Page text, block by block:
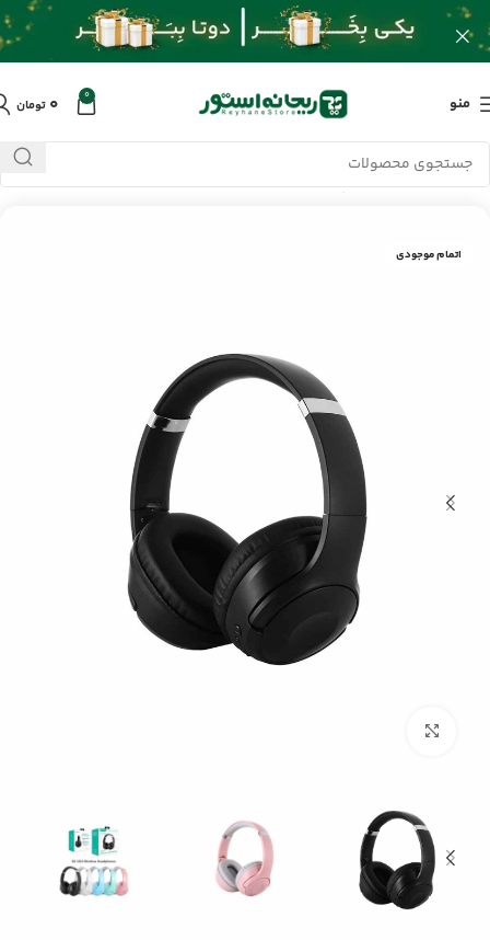
منو 0 ۰ تومان
خانه/محصولات/پلیرها/هدفون/هدفون بی سیم سودو SD-1010
اتمام موجودی